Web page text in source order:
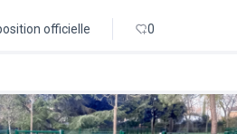
officielle 0